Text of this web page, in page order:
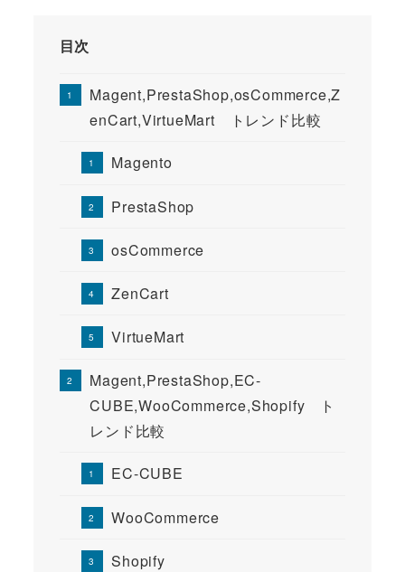
目次
Magent,PrestaShop,osCommerce,Z
enCart,VirtueMart トレンド比較
Magento
PrestaShop
osCommerce
ZenCart
VirtueMart
Magent,PrestaShop,EC-
CUBE,WooCommerce,Shopify ト
レンド比較
EC-CUBE
WooCommerce
Shopify